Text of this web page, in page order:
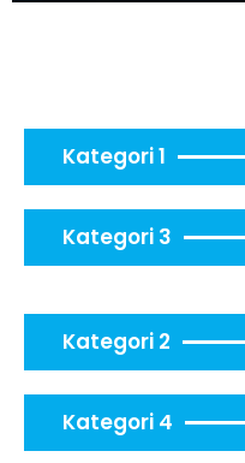
Kategori 1
Kategori 3
Kategori 2
Kategori 4